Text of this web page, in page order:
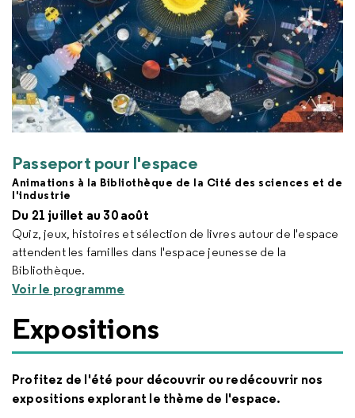
Passeport pour l'espace
Animations à la Bibliothèque de la Cité des sciences et de
l'industrie
Du 21 juillet au 30 août
Quiz, jeux, histoires et sélection de livres autour de l'espace
attendent les familles dans l'espace jeunesse de la
Bibliothèque.
Voir le programme
Expositions
Profitez de l'été pour découvrir ou redécouvrir nos
expositions explorant le thème de l'espace.